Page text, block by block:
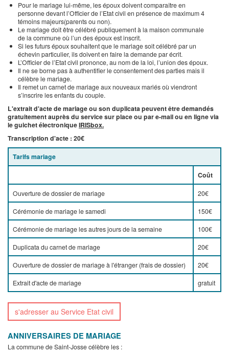
Pour le mariage lui-même, les époux doivent comparaître en
personne devant l’Officier de l’Etat civil en présence de maximum 4
témoins majeurs(parents ou non).
Le mariage doit être célébré publiquement à la maison communale
de la commune où l’un des époux est inscrit.
Si les futurs époux souhaitent que le mariage soit célébré par un
échevin particulier, ils doivent en faire la demande par écrit.
L’Officier de l’Etat civil prononce, au nom de la loi, l’union des époux.
Il ne se borne pas à authentifier le consentement des parties mais il
célèbre le mariage.
Il remet un carnet de mariage aux nouveaux mariés où viendront
s’inscrire les enfants du couple.
L'extrait d'acte de mariage ou son duplicata peuvent être demandés
gratuitement auprès du service sur place ou par e-mail ou en ligne via
le guichet électroniqueIRISbox.
Transcription d'acte : 20€
Tarifs mariage
Coût
Ouverture de dossier de mariage 20€
Cérémonie de mariage le samedi 150€
Cérémonie de mariage les autres jours de la semaine 100€
Duplicata du carnet de mariage 20€
Ouverture de dossier de mariage à l'étranger (frais de dossier) 20€
Extrait d'acte de mariage gratuit
s'adresser au Service Etat civil
ANNIVERSAIRES DE MARIAGE
La commune de Saint-Josse célèbre les :